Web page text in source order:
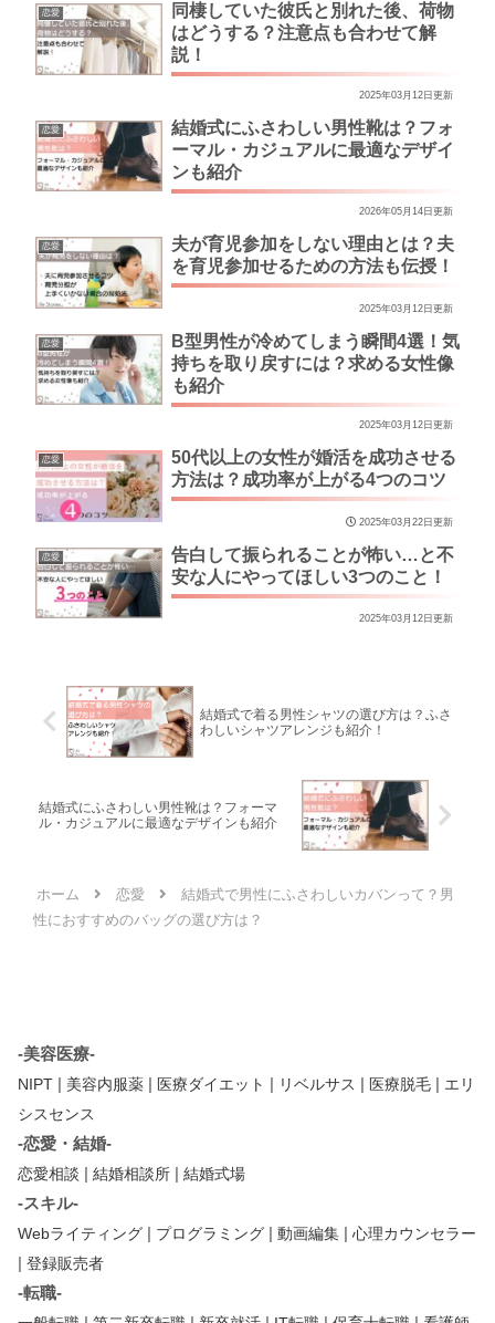
恋愛
同棲していた彼氏と別れた後、荷物
はどうする？注意点も合わせて解
説！
2025年03月12日更新
恋愛
結婚式にふさわしい男性靴は？フォ
ーマル・カジュアルに最適なデザイ
ンも紹介
2026年05月14日更新
恋愛
夫が育児参加をしない理由とは？夫
を育児参加せるための方法も伝授！
2025年03月12日更新
恋愛
B型男性が冷めてしまう瞬間4選！気
持ちを取り戻すには？求める女性像
も紹介
2025年03月12日更新
恋愛
50代以上の女性が婚活を成功させる
方法は？成功率が上がる4つのコツ
2025年03月22日更新
恋愛
告白して振られることが怖い…と不
安な人にやってほしい3つのこと！
2025年03月12日更新
結婚式で着る男性シャツの選び方は？ふさ
わしいシャツアレンジも紹介！
結婚式にふさわしい男性靴は？フォーマ
ル・カジュアルに最適なデザインも紹介
ホーム 恋愛
結婚式で男性にふさわしいカバンって？男
性におすすめのバッグの選び方は？
-美容医療-
NIPT | 美容内服薬 | 医療ダイエット | リベルサス | 医療脱毛 | エリ
シスセンス
-恋愛・結婚-
恋愛相談 | 結婚相談所 | 結婚式場
-スキル-
Webライティング | プログラミング | 動画編集 | 心理カウンセラー
| 登録販売者
-転職-